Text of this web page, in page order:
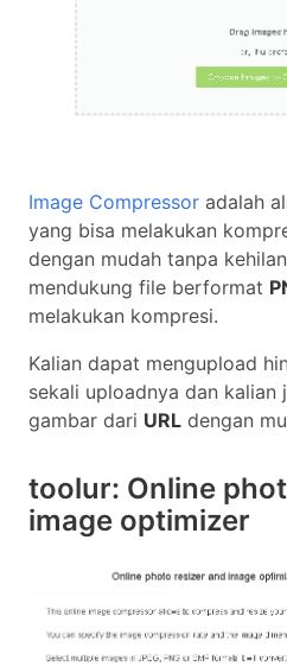
Image Compressor adalah
yang bisa melakukan
dengan mudah tanpa
mendukung file berformat
melakukan kompresi.
Kalian dapat mengupload
sekali uploadnya dan kalian
gambar dari URL dengan
toolur: Online
image optimizer